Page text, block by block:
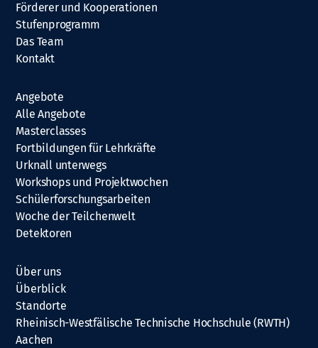
Förderer und Kooperationen
Stufenprogramm
Das Team
Kontakt
Angebote
Alle Angebote
Masterclasses
Fortbildungen für Lehrkräfte
Urknall unterwegs
Workshops und Projektwochen
Schülerforschungsarbeiten
Woche der Teilchenwelt
Detektoren
Über uns
Überblick
Standorte
Rheinisch-Westfälische Technische Hochschule (RWTH)
Aachen